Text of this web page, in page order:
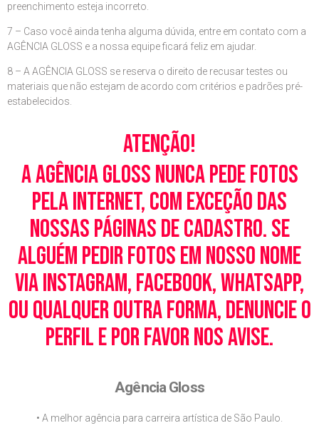
preenchimento esteja incorreto.
7 – Caso você ainda tenha alguma dúvida, entre em contato com a
AGÊNCIA GLOSS e a nossa equipe ficará feliz em ajudar.
8 – A AGÊNCIA GLOSS se reserva o direito de recusar testes ou
materiais que não estejam de acordo com critérios e padrões pré-
estabelecidos.
Atenção!
A Agência Gloss nunca pede fotos
pela Internet, com exceção das
nossas páginas de cadastro. Se
alguém pedir fotos em nosso nome
via Instagram, Facebook, WhatsApp,
ou qualquer outra forma, denuncie o
perfil e por favor nos avise.
Agência Gloss
• A melhor agência para carreira artística de São Paulo.